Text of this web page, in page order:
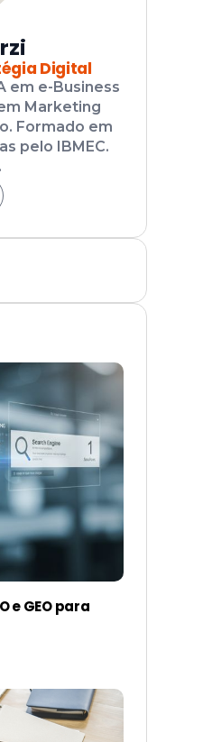
Digital
em e-Business
Marketing
Formado em
pelo IBMEC.
e GEO para